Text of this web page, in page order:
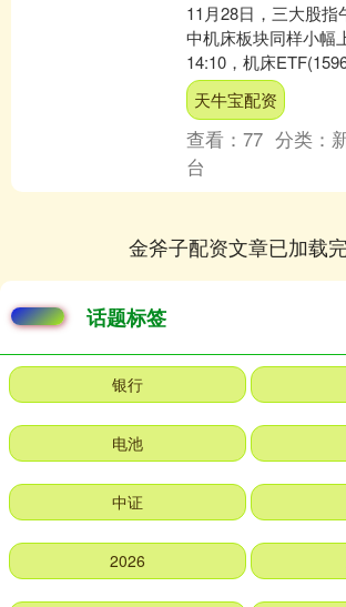
11月28日，三大股
中机床板块同样小幅
14:10，机床
成分股中，厦门钨业
天牛宝配资
查看：77 分类：
台
金斧子配资文章已加载
话题标签
银行
电池
中证
2026